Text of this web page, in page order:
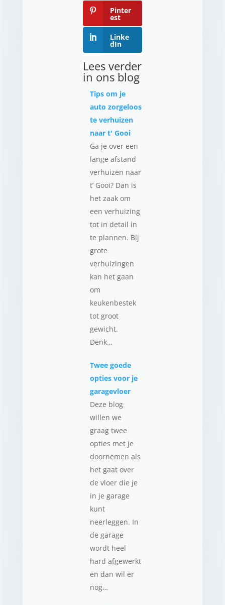
Pinter
est
Linke
dIn
Lees verder
in ons blog
Tips om je
auto zorgeloos
te verhuizen
naar t' Gooi
Ga je over een
lange afstand
verhuizen naar
t’ Gooi? Dan is
het zaak om
een verhuizing
tot in detail in
te plannen. Bij
grote
verhuizingen
kan het gaan
om
keukenbestek
tot groot
gewicht.
Denk…
Twee goede
opties voor je
garagevloer
Deze blog
willen we
graag twee
opties met je
doornemen als
het gaat over
de vloer die je
in je garage
kunt
neerleggen. In
de garage
wordt heel
hard afgewerkt
en dan wil er
nog…